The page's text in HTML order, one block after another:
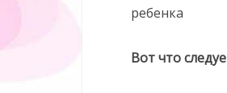
ребенка
Вот что